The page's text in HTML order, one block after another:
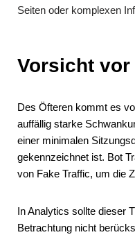
Seiten oder komplexen
Vorsicht vor
Des Öfteren kommt es
auffällig starke
einer minimalen
gekennzeichnet ist. Bot
von Fake Traffic, um die
In Analytics sollte dieser
Betrachtung nicht